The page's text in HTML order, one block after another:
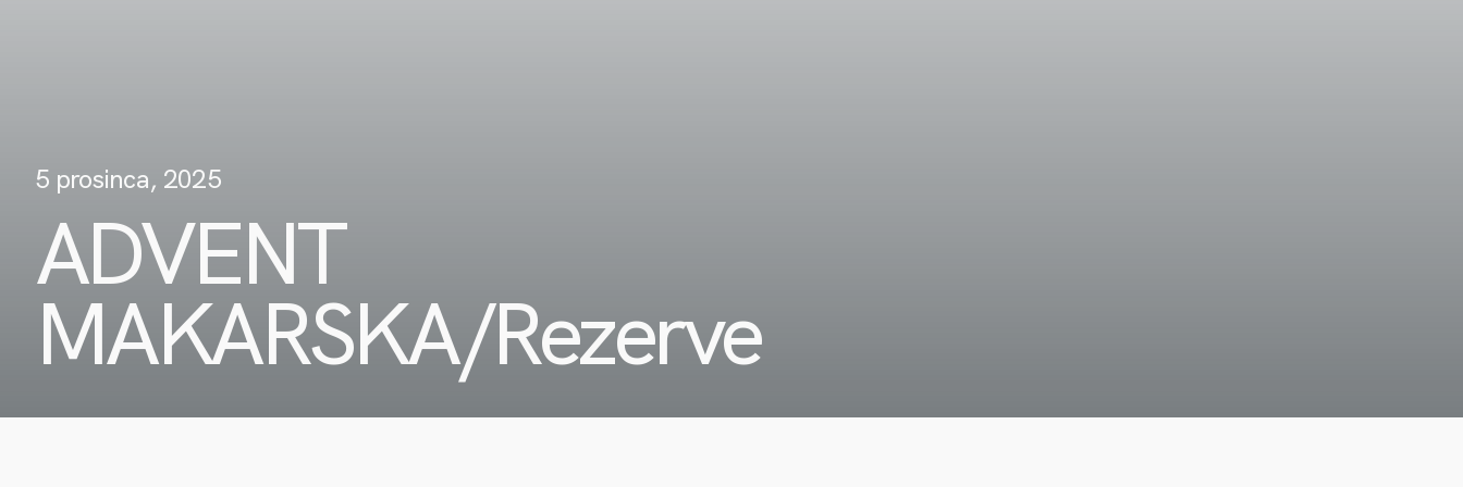
5 prosinca, 2025
ADVENT
MAKARSKA/Rezerve